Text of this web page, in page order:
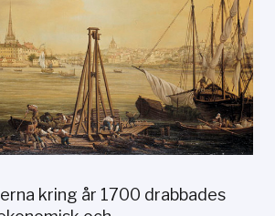
kring år 1700 drabbades